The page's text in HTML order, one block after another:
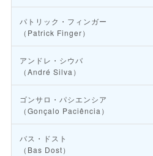
パトリック・フィンガー
（Patrick Finger）
アンドレ・シウバ
（André Silva）
ゴンサロ・パシエンシア
（Gonçalo Paciência）
バス・ドスト
（Bas Dost）